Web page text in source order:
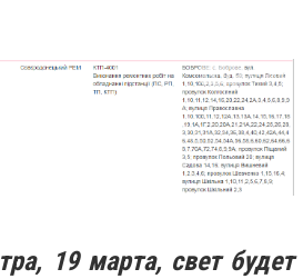
19 марта, свет будет